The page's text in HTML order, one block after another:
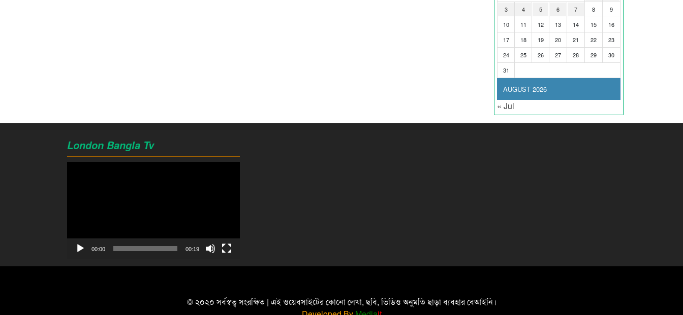
AUGUST 2026
3
4 5 6 7 8
9
10
11 12 13 14 15
16
17
18 19 20 21 22
23
24
25 26 27 28 29
30
31
« Jul
London Bangla Tv
00:00 00:19
© ২০২০ সর্বস্বত্ব সংরক্ষিত | এই ওয়েবসাইটের কোনো লেখা, ছবি, ভিডিও অনুমতি ছাড়া ব্যবহার বেআইনি।